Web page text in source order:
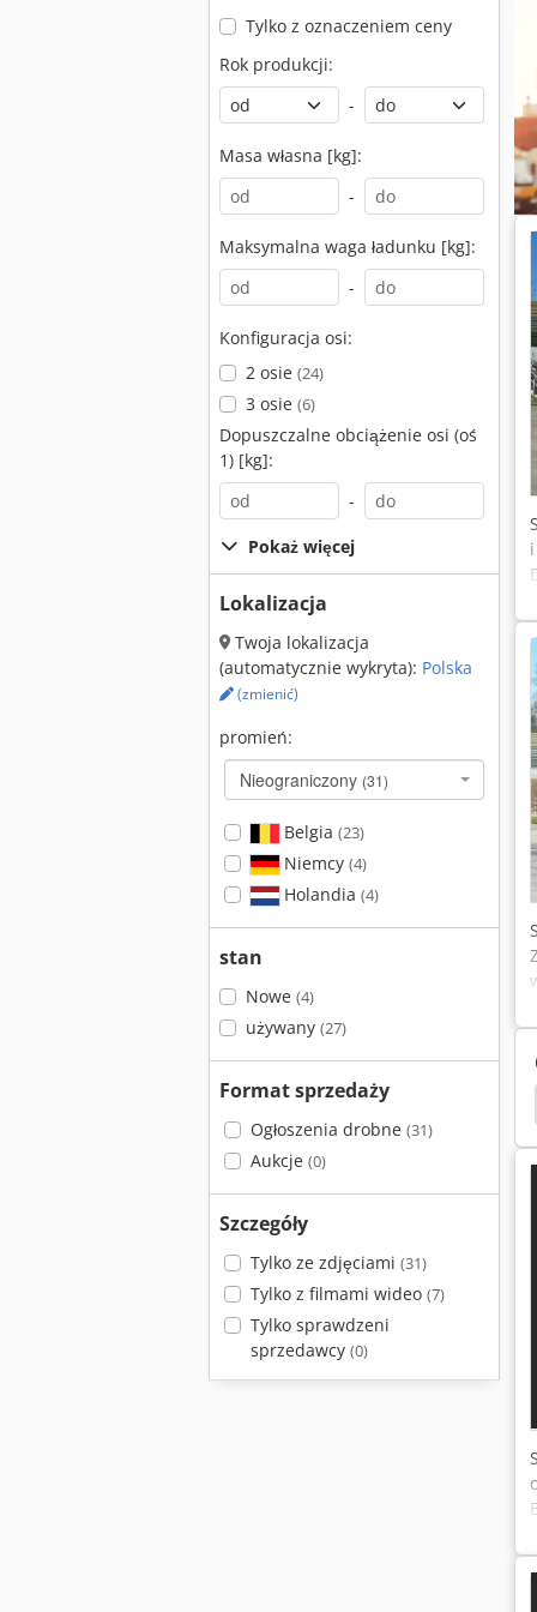
Tylko z oznaczeniem ceny
Rok produkcji:
-
Masa własna [kg]:
-
Maksymalna waga ładunku [kg]:
-
Konfiguracja osi:
2 osie (24)
3 osie (6)
Dopuszczalne obciążenie osi (oś
1) [kg]:
-
Pokaż więcej
Lokalizacja
Twoja lokalizacja
(automatycznie wykryta): Polska
(zmienić)
promień:
Nieograniczony (31)
Belgia (23)
Niemcy (4)
Holandia (4)
stan
Nowe (4)
używany (27)
Format sprzedaży
Ogłoszenia drobne (31)
Aukcje (0)
Szczegóły
Tylko ze zdjęciami (31)
Tylko z filmami wideo (7)
Tylko sprawdzeni
sprzedawcy (0)